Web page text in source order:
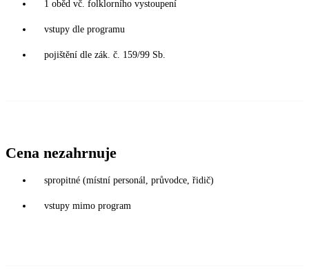
1 oběd vč. folklorního vystoupení
vstupy dle programu
pojištění dle zák. č. 159/99 Sb.
Cena nezahrnuje
spropitné (místní personál, průvodce, řidič)
vstupy mimo program